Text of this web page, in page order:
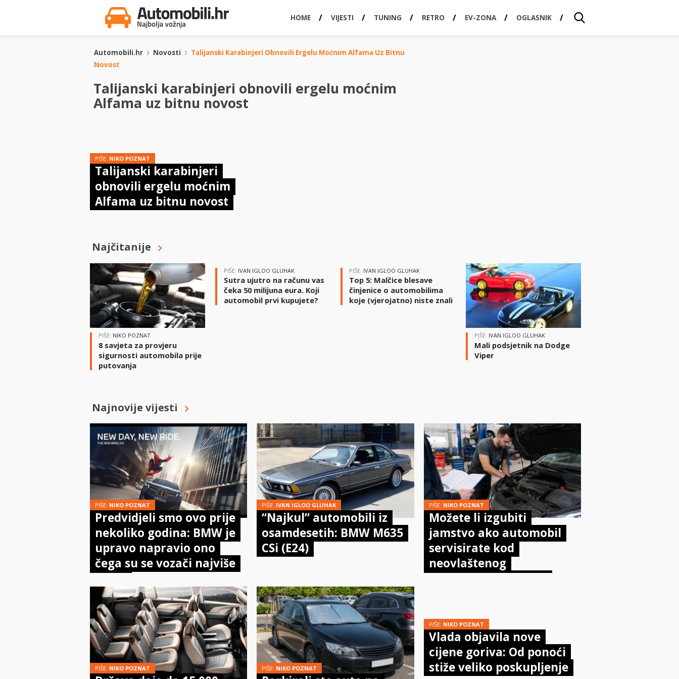
HOME VIJESTI TUNING RETRO EV-ZONA OGLASNIK
Automobili.hr Novosti
Talijanski Karabinjeri Obnovili Ergelu Moćnim Alfama Uz Bitnu
Novost
Talijanski karabinjeri obnovili ergelu moćnim
Alfama uz bitnu novost
PIŠE: NIKO POZNAT
Talijanski karabinjeri
obnovili ergelu moćnim
Alfama uz bitnu novost
Najčitanije
PIŠE: NIKO POZNAT
8 savjeta za provjeru
sigurnosti automobila prije
putovanja
PIŠE: IVAN IGLOO GLUHAK
Sutra ujutro na računu vas
čeka 50 milijuna eura. Koji
automobil prvi kupujete?
PIŠE: IVAN IGLOO GLUHAK
Top 5: Malčice blesave
činjenice o automobilima
koje (vjerojatno) niste znali
PIŠE: IVAN IGLOO GLUHAK
Mali podsjetnik na Dodge
Viper
Najnovije vijesti
PIŠE: NIKO POZNAT
Predvidjeli smo ovo prije
nekoliko godina: BMW je
upravo napravio ono
čega su se vozači najviše
PIŠE: IVAN IGLOO GLUHAK
“Najkul” automobili iz
osamdesetih: BMW M635
CSi (E24)
PIŠE: NIKO POZNAT
Možete li izgubiti
jamstvo ako automobil
servisirate kod
neovlaštenog
PIŠE: NIKO POZNAT PIŠE: NIKO POZNAT
PIŠE: NIKO POZNAT
Vlada objavila nove
cijene goriva: Od ponoći
stiže veliko poskupljenje